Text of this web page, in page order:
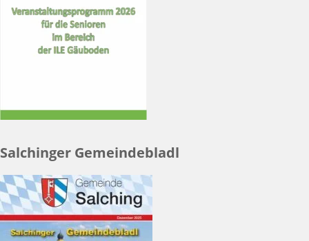
Salchinger Gemeindebladl